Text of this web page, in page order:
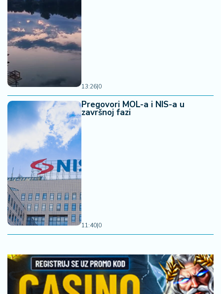
13:26|0
Pregovori MOL-a i NIS-a u
završnoj fazi
11:40|0